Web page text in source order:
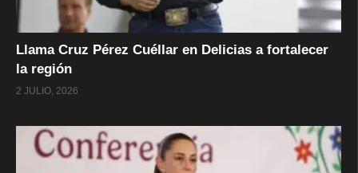
Llama Cruz Pérez Cuéllar en Delicias a fortalecer
la región
2 JULIO, 2026